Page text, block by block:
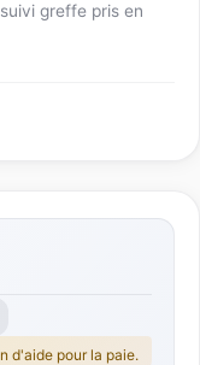
greffe pris en
d'aide pour la paie.